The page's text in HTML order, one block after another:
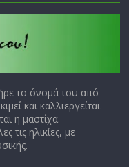
το όνομά του από
και καλλιεργείται
η μαστίχα.
τις ηλικίες, με